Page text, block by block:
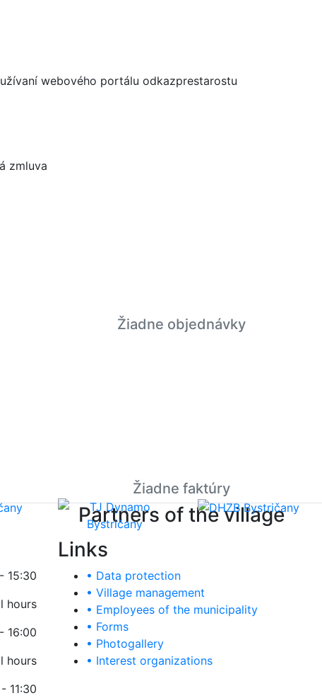
webového portálu odkazprestarostu
zmluva
Žiadne objednávky
Žiadne faktúry
Partners of the village
15:30
hours
16:00
hours
11:30
Links
• Data protection
• Village management
• Employees of the municipality
• Forms
• Photogallery
• Interest organizations